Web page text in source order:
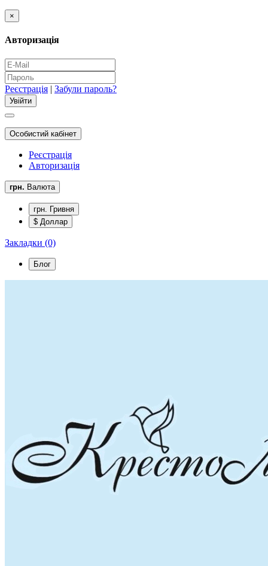
×
Авторизація
Реєстрація | Забули пароль?
Особистий кабінет
Реєстрація
Авторизація
грн. Валюта
грн. Гривня
$ Доллар
Закладки (0)
Блог